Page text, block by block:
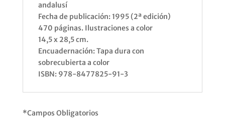
andalusí
Fecha de publicación: 1995 (2ª edición)
470 páginas. Ilustraciones a color
14,5 x 28,5 cm.
Encuadernación: Tapa dura con
sobrecubierta a color
ISBN: 978-8477825-91-3
*Campos Obligatorios